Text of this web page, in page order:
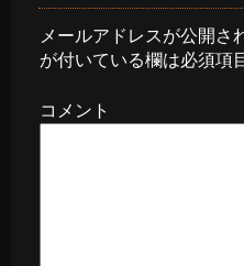
メールアドレスが公開さ
が付いている欄は必須項
コメント